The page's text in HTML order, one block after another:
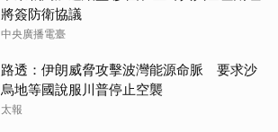
將簽防衛協議
中央廣播電臺
路透：伊朗威脅攻擊波灣能源命脈 要求沙
烏地等國說服川普停止空襲
太報